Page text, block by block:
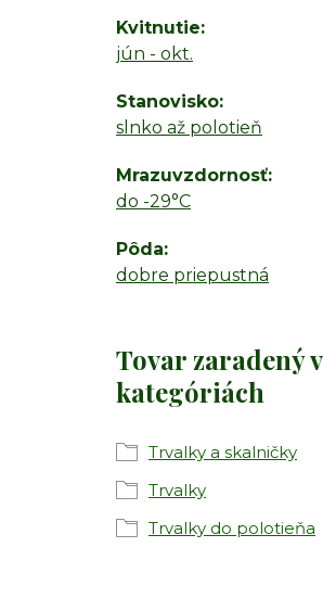
Kvitnutie
jún - okt.
Stanovisko
slnko až polotieň
Mrazuvzdornosť
do -29°C
Pôda
dobre priepustná
Tovar zaradený v
kategóriách
Trvalky a skalničky
Trvalky
Trvalky do polotieňa